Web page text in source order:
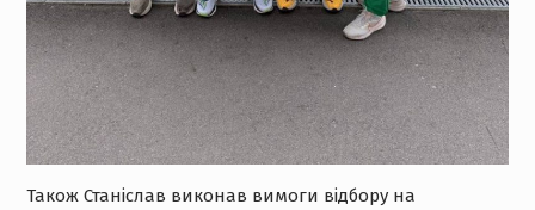
Також Станіслав виконав вимоги відбору на